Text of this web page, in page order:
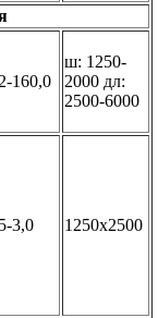
160,0
ш: 1250-
2000 дл:
2500-6000
3,0 1250х2500